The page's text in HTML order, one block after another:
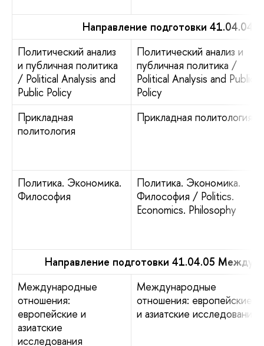
Направление подготовки 41.04.04
Политический анализ
и публичная политика
/ Political Analysis and
Public Policy
Политический анализ и
публичная политика /
Political Analysis and Public
Policy
Прикладная
политология
Прикладная политология
Политика. Экономика.
Философия
Политика. Экономика.
Философия / Politics.
Economics. Philosophy
Направление подготовки 41.04.05
Международные
отношения:
европейские и
азиатские
исследования
Международные
отношения: европейские
и азиатские исследования